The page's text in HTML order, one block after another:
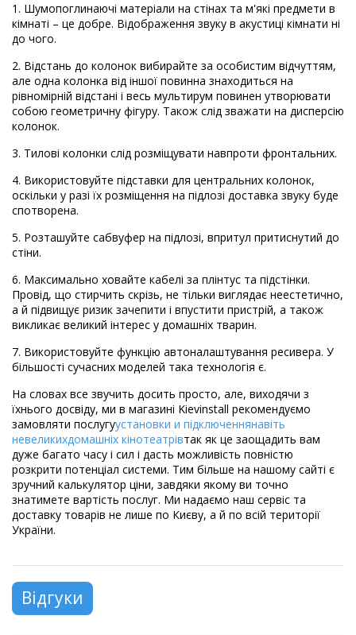
1. Шумопоглинаючі матеріали на стінах та м'які предмети в
кімнаті – це добре. Відображення звуку в акустиці кімнати ні
до чого.
2. Відстань до колонок вибирайте за особистим відчуттям,
але одна колонка від іншої повинна знаходиться на
рівномірній відстані і весь мультирум повинен утворювати
собою геометричну фігуру. Також слід зважати на дисперсію
колонок.
3. Тилові колонки слід розміщувати навпроти фронтальних.
4. Використовуйте підставки для центральних колонок,
оскільки у разі їх розміщення на підлозі доставка звуку буде
спотворена.
5. Розташуйте сабвуфер на підлозі, впритул притиснутий до
стіни.
6. Максимально ховайте кабелі за плінтус та підстінки.
Провід, що стирчить скрізь, не тільки виглядає неестетично,
а й підвищує ризик зачепити і впустити пристрій, а також
викликає великий інтерес у домашніх тварин.
7. Використовуйте функцію автоналаштування ресивера. У
більшості сучасних моделей така технологія є.
На словах все звучить досить просто, але, виходячи з
їхнього досвіду, ми в магазині Kievinstall рекомендуємо
замовляти послугуустановки и підключеннянавіть
невеликихдомашніх кінотеатрівтак як це заощадить вам
дуже багато часу і сил і дасть можливість повністю
розкрити потенціал системи. Тим більше на нашому сайті є
зручний калькулятор ціни, завдяки якому ви точно
знатимете вартість послуг. Ми надаємо наш сервіс та
доставку товарів не лише по Києву, а й по всій території
України.
Відгуки